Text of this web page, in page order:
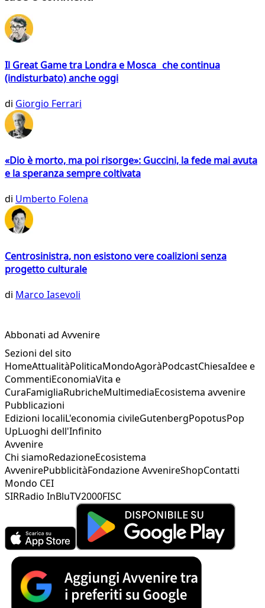
Il Great Game tra Londra e Mosca che continua
(indisturbato) anche oggi
di Giorgio Ferrari
«Dio è morto, ma poi risorge»: Guccini, la fede mai avuta
e la speranza sempre coltivata
di Umberto Folena
Centrosinistra, non esistono vere coalizioni senza
progetto culturale
di Marco Iasevoli
Abbonati ad Avvenire
Sezioni del sito
HomeAttualitàPoliticaMondoAgoràPodcastChiesaIdee e
CommentiEconomiaVita e
CuraFamigliaRubricheMultimediaEcosistema avvenire
Pubblicazioni
Edizioni localiL'economia civileGutenbergPopotusPop
UpLuoghi dell'Infinito
Avvenire
Chi siamoRedazioneEcosistema
AvvenirePubblicitàFondazione AvvenireShopContatti
Mondo CEI
SIRRadio InBluTV2000FISC